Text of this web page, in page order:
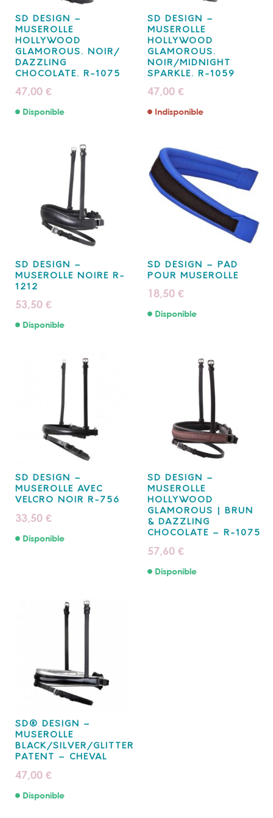
SD DESIGN –
MUSEROLLE
HOLLYWOOD
GLAMOROUS. NOIR/
DAZZLING
CHOCOLATE. R-1075
47,00 €
Disponible
SD DESIGN –
MUSEROLLE
HOLLYWOOD
GLAMOROUS.
NOIR/MIDNIGHT
SPARKLE. R-1059
47,00 €
Indisponible
SD DESIGN –
MUSEROLLE NOIRE R-
1212
53,50 €
Disponible
SD DESIGN – PAD
POUR MUSEROLLE
18,50 €
Disponible
SD DESIGN –
MUSEROLLE AVEC
VELCRO NOIR R-756
33,50 €
Disponible
SD DESIGN –
MUSEROLLE
HOLLYWOOD
GLAMOROUS | BRUN
& DAZZLING
CHOCOLATE – R-1075
57,60 €
Disponible
SD® DESIGN –
MUSEROLLE
BLACK/SILVER/GLITTER
PATENT – CHEVAL
47,00 €
Disponible